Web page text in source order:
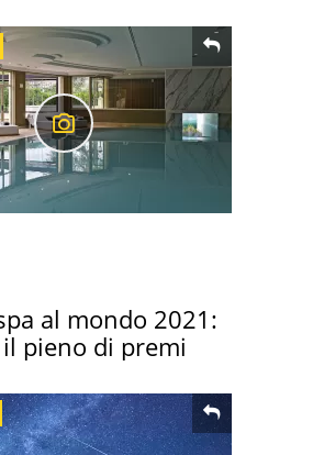
al mondo 2021:
pieno di premi